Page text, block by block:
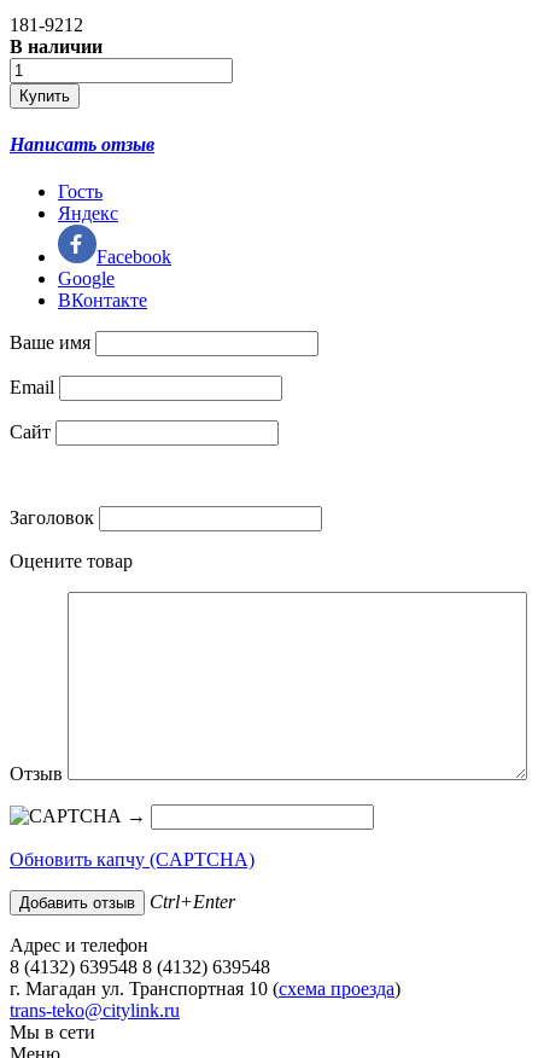
181-9212
В наличии
Написать отзыв
Гость
Яндекс
Facebook
Google
ВКонтакте
Ваше имя
Email
Сайт
Заголовок
Оцените товар
Отзыв
→
Обновить капчу (CAPTCHA)
Ctrl+Enter
Адрес и телефон
8 (4132) 639548 8 (4132) 639548
г. Магадан ул. Транспортная 10 (схема проезда)
trans-teko@citylink.ru
Мы в сети